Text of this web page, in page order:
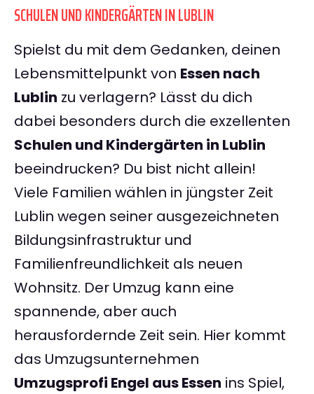
SCHULEN UND KINDERGÄRTEN IN LUBLIN
Spielst du mit dem Gedanken, deinen
Lebensmittelpunkt von Essen nach
Lublin zu verlagern? Lässt du dich
dabei besonders durch die exzellenten
Schulen und Kindergärten in Lublin
beeindrucken? Du bist nicht allein!
Viele Familien wählen in jüngster Zeit
Lublin wegen seiner ausgezeichneten
Bildungsinfrastruktur und
Familienfreundlichkeit als neuen
Wohnsitz. Der Umzug kann eine
spannende, aber auch
herausfordernde Zeit sein. Hier kommt
das Umzugsunternehmen
Umzugsprofi Engel aus Essen ins Spiel,